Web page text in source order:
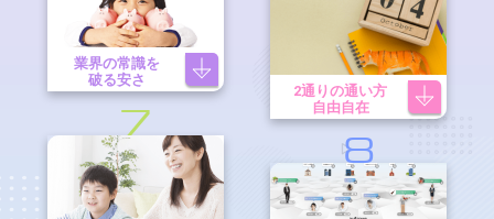
業界の常識を
破る安さ
2通りの通い方
自由自在
7
8